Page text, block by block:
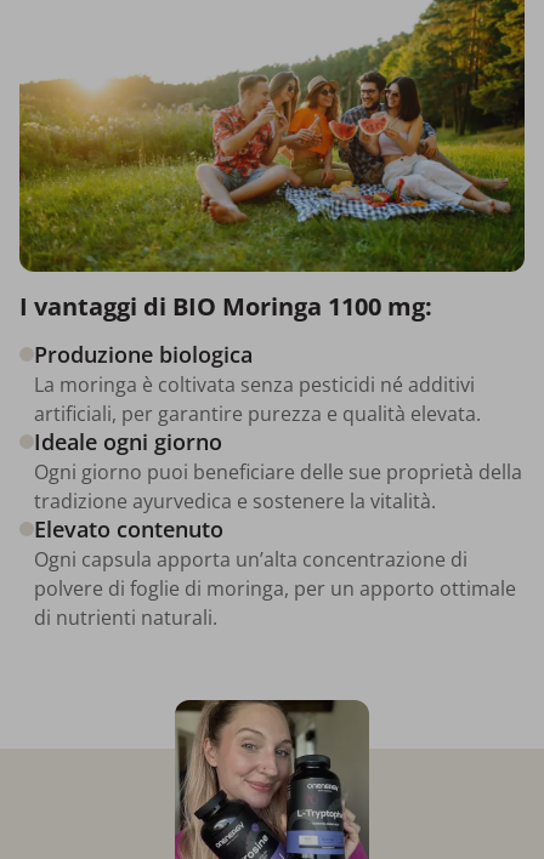
I vantaggi di BIO Moringa 1100 mg:
Produzione biologica
La moringa è coltivata senza pesticidi né additivi
artificiali, per garantire purezza e qualità elevata.
Ideale ogni giorno
Ogni giorno puoi beneficiare delle sue proprietà della
tradizione ayurvedica e sostenere la vitalità.
Elevato contenuto
Ogni capsula apporta un’alta concentrazione di
polvere di foglie di moringa, per un apporto ottimale
di nutrienti naturali.